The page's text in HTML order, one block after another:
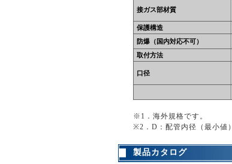
接ガス部材質
保護構造
防爆（国内対応不可）
取付方法
口径
※1．海外規格です。
※2．D：配管内径（最小値）
製品カタログ